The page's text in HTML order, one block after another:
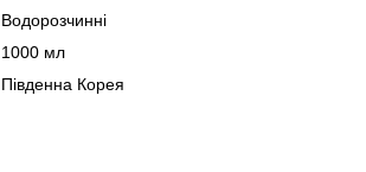
Водорозчинні
1000 мл
Південна Корея